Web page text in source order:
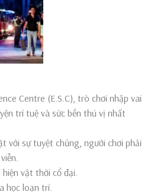
Centre (E.S.C), trò chơi nhập vai
trí tuệ và sức bền thú vị nhất
với sự tuyệt chủng, người chơi phải
vật thời cổ đại.
học loạn trí.